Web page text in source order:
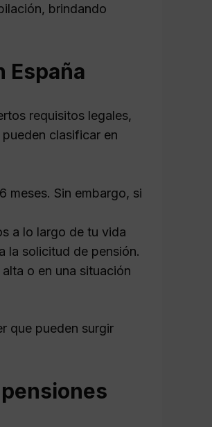
brindando
España
requisitos legales,
clasificar en
meses. Sin embargo, si
a lo largo de tu vida
la solicitud de pensión.
o en una situación
que pueden surgir